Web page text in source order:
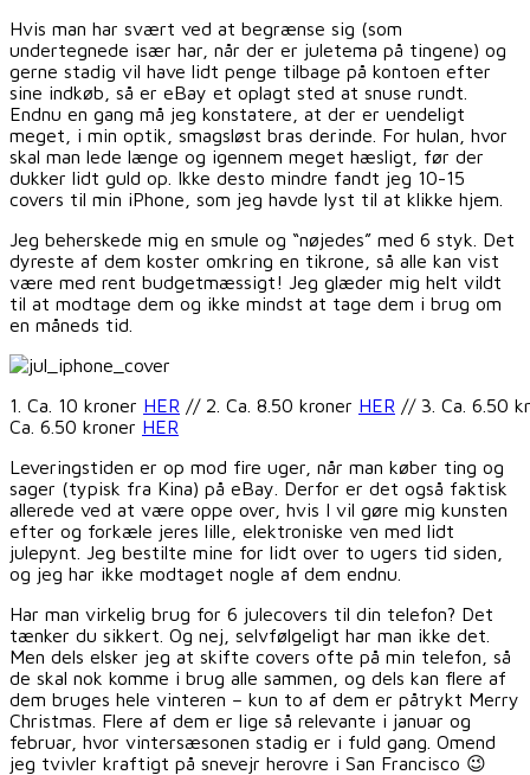
Hvis man har svært ved at begrænse sig (som
undertegnede især har, når der er juletema på tingene) og
gerne stadig vil have lidt penge tilbage på kontoen efter
sine indkøb, så er eBay et oplagt sted at snuse rundt.
Endnu en gang må jeg konstatere, at der er uendeligt
meget, i min optik, smagsløst bras derinde. For hulan, hvor
skal man lede længe og igennem meget hæsligt, før der
dukker lidt guld op. Ikke desto mindre fandt jeg 10-15
covers til min iPhone, som jeg havde lyst til at klikke hjem.
Jeg beherskede mig en smule og “nøjedes” med 6 styk. Det
dyreste af dem koster omkring en tikrone, så alle kan vist
være med rent budgetmæssigt! Jeg glæder mig helt vildt
til at modtage dem og ikke mindst at tage dem i brug om
en måneds tid.
1. Ca. 10 kroner HER // 2. Ca. 8.50 kroner HER // 3. Ca. 6.50
Ca. 6.50 kroner HER
Leveringstiden er op mod fire uger, når man køber ting og
sager (typisk fra Kina) på eBay. Derfor er det også faktisk
allerede ved at være oppe over, hvis I vil gøre mig kunsten
efter og forkæle jeres lille, elektroniske ven med lidt
julepynt. Jeg bestilte mine for lidt over to ugers tid siden,
og jeg har ikke modtaget nogle af dem endnu.
Har man virkelig brug for 6 julecovers til din telefon? Det
tænker du sikkert. Og nej, selvfølgeligt har man ikke det.
Men dels elsker jeg at skifte covers ofte på min telefon, så
de skal nok komme i brug alle sammen, og dels kan flere af
dem bruges hele vinteren – kun to af dem er påtrykt Merry
Christmas. Flere af dem er lige så relevante i januar og
februar, hvor vintersæsonen stadig er i fuld gang. Omend
jeg tvivler kraftigt på snevejr herovre i San Francisco 😉